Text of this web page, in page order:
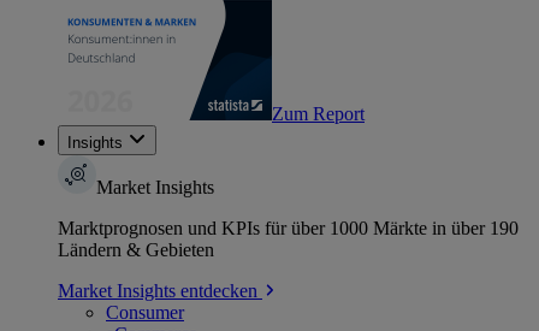
Zum Report
Insights
Market Insights
Marktprognosen und KPIs für über 1000 Märkte in über 190
Ländern & Gebieten
Market Insights entdecken
Consumer